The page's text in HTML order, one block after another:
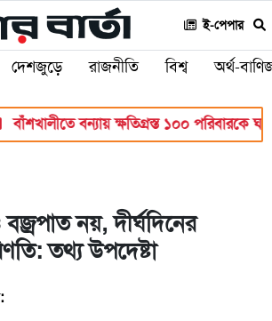
ই-পেপার
দেশজুড়ে রাজনীতি বিশ্ব অর্থ-
বন্যায় ক্ষতিগ্রস্ত ১০০ পরিবারকে ঘর
নয়, দীর্ঘদিনের
তথ্য উপদেষ্টা